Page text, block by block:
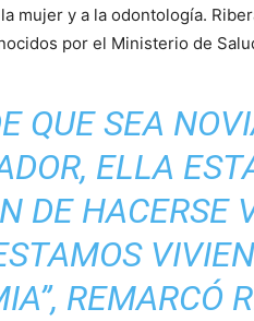
mujer y a la odontología.
por el Ministerio de
QUE SEA
ELLA
DE HACERSE
REMARCÓ